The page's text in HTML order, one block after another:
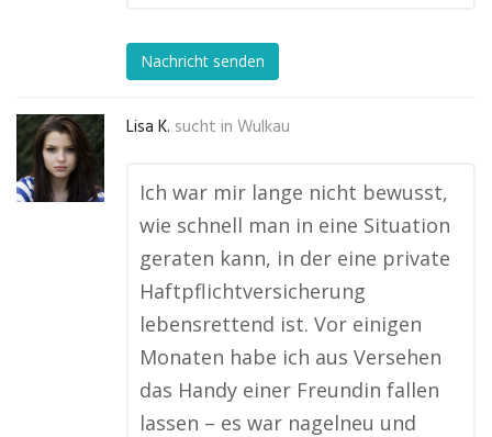
Nachricht senden
Lisa K. sucht in Wulkau
Ich war mir lange nicht bewusst,
wie schnell man in eine Situation
geraten kann, in der eine private
Haftpflichtversicherung
lebensrettend ist. Vor einigen
Monaten habe ich aus Versehen
das Handy einer Freundin fallen
lassen – es war nagelneu und